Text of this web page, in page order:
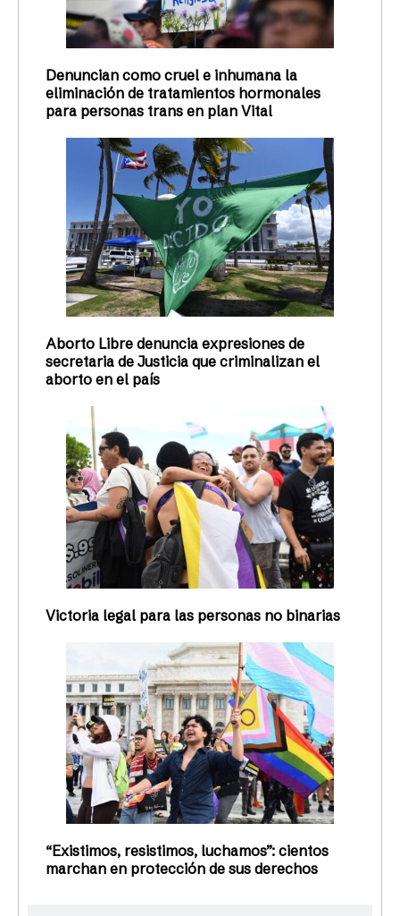
Denuncian como cruel e inhumana la
eliminación de tratamientos hormonales
para personas trans en plan Vital
Aborto Libre denuncia expresiones de
secretaria de Justicia que criminalizan el
aborto en el país
Victoria legal para las personas no binarias
“Existimos, resistimos, luchamos”: cientos
marchan en protección de sus derechos